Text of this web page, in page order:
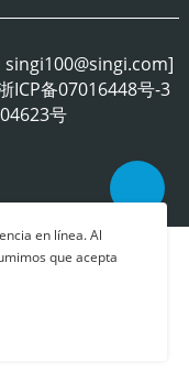
en línea. Al
que acepta
备07016448号-3
号